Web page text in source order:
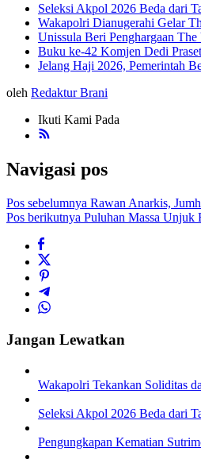
Seleksi Akpol 2026 Beda dari
Wakapolri Dianugerahi Gelar
Unissula Beri Penghargaan
Buku ke-42 Komjen Dedi
Jelang Haji 2026, Pemerintah
oleh Redaktur Brani
Ikuti Kami Pada
Navigasi pos
Pos sebelumnya Rawan Anarkis,
Pos berikutnya Puluhan Massa Unjuk
Jangan Lewatkan
Wakapolri Tekankan Soliditas
Seleksi Akpol 2026 Beda dari
Pengungkapan Kematian